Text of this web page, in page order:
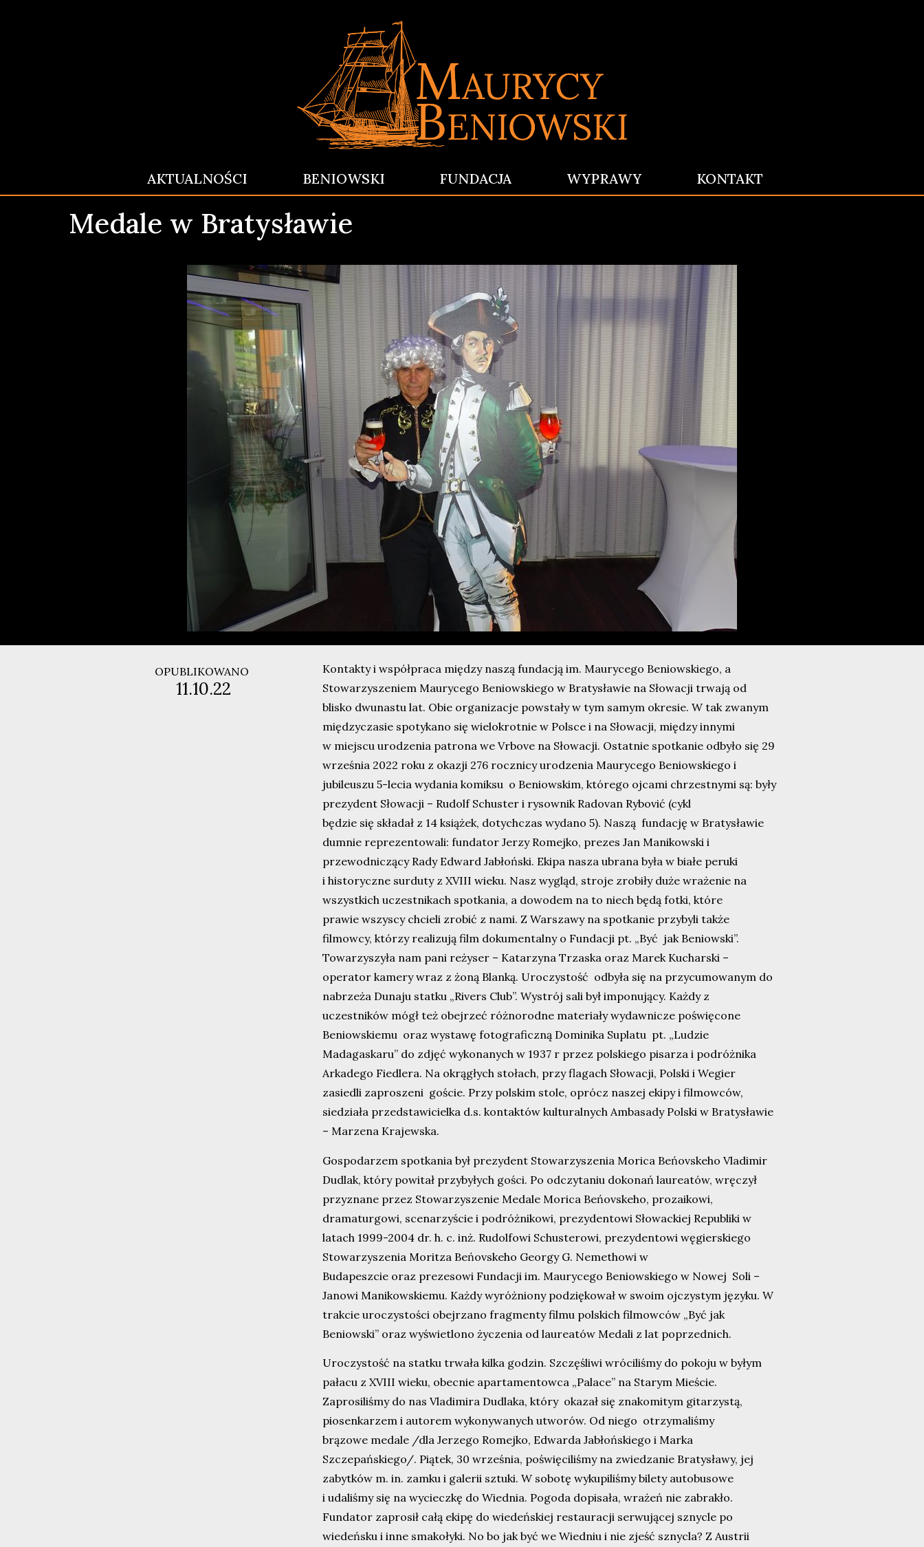
AKTUALNOŚCI BENIOWSKI FUNDACJA WYPRAWY KONTAKT
Medale w Bratysławie
OPUBLIKOWANO
11.10.22
Kontakty i współpraca między naszą fundacją im. Maurycego Beniowskiego, a
Stowarzyszeniem Maurycego Beniowskiego w Bratysławie na Słowacji trwają od
blisko dwunastu lat. Obie organizacje powstały w tym samym okresie. W tak zwanym
międzyczasie spotykano się wielokrotnie w Polsce i na Słowacji, między innymi
w miejscu urodzenia patrona we Vrbove na Słowacji. Ostatnie spotkanie odbyło się 29
września 2022 roku z okazji 276 rocznicy urodzenia Maurycego Beniowskiego i
jubileuszu 5-lecia wydania komiksu o Beniowskim, którego ojcami chrzestnymi są: były
prezydent Słowacji – Rudolf Schuster i rysownik Radovan Rybović (cykl
będzie się składał z 14 książek, dotychczas wydano 5). Naszą fundację w Bratysławie
dumnie reprezentowali: fundator Jerzy Romejko, prezes Jan Manikowski i
przewodniczący Rady Edward Jabłoński. Ekipa nasza ubrana była w białe peruki
i historyczne surduty z XVIII wieku. Nasz wygląd, stroje zrobiły duże wrażenie na
wszystkich uczestnikach spotkania, a dowodem na to niech będą fotki, które
prawie wszyscy chcieli zrobić z nami. Z Warszawy na spotkanie przybyli także
filmowcy, którzy realizują film dokumentalny o Fundacji pt. „Być jak Beniowski”.
Towarzyszyła nam pani reżyser – Katarzyna Trzaska oraz Marek Kucharski –
operator kamery wraz z żoną Blanką. Uroczystość odbyła się na przycumowanym do
nabrzeża Dunaju statku „Rivers Club”. Wystrój sali był imponujący. Każdy z
uczestników mógł też obejrzeć różnorodne materiały wydawnicze poświęcone
Beniowskiemu oraz wystawę fotograficzną Dominika Suplatu pt. „Ludzie
Madagaskaru” do zdjęć wykonanych w 1937 r przez polskiego pisarza i podróżnika
Arkadego Fiedlera. Na okrągłych stołach, przy flagach Słowacji, Polski i Wegier
zasiedli zaproszeni goście. Przy polskim stole, oprócz naszej ekipy i filmowców,
siedziała przedstawicielka d.s. kontaktów kulturalnych Ambasady Polski w Bratysławie
– Marzena Krajewska.
Gospodarzem spotkania był prezydent Stowarzyszenia Morica Beńovskeho Vladimir
Dudlak, który powitał przybyłych gości. Po odczytaniu dokonań laureatów, wręczył
przyznane przez Stowarzyszenie Medale Morica Beńovskeho, prozaikowi,
dramaturgowi, scenarzyście i podróżnikowi, prezydentowi Słowackiej Republiki w
latach 1999-2004 dr. h. c. inż. Rudolfowi Schusterowi, prezydentowi węgierskiego
Stowarzyszenia Moritza Beńovskeho Georgy G. Nemethowi w
Budapeszcie oraz prezesowi Fundacji im. Maurycego Beniowskiego w Nowej Soli –
Janowi Manikowskiemu. Każdy wyróżniony podziękował w swoim ojczystym języku. W
trakcie uroczystości obejrzano fragmenty filmu polskich filmowców „Być jak
Beniowski” oraz wyświetlono życzenia od laureatów Medali z lat poprzednich.
Uroczystość na statku trwała kilka godzin. Szczęśliwi wróciliśmy do pokoju w byłym
pałacu z XVIII wieku, obecnie apartamentowca „Palace” na Starym Mieście.
Zaprosiliśmy do nas Vladimira Dudlaka, który okazał się znakomitym gitarzystą,
piosenkarzem i autorem wykonywanych utworów. Od niego otrzymaliśmy
brązowe medale /dla Jerzego Romejko, Edwarda Jabłońskiego i Marka
Szczepańskiego/. Piątek, 30 września, poświęciliśmy na zwiedzanie Bratysławy, jej
zabytków m. in. zamku i galerii sztuki. W sobotę wykupiliśmy bilety autobusowe
i udaliśmy się na wycieczkę do Wiednia. Pogoda dopisała, wrażeń nie zabrakło.
Fundator zaprosił całą ekipę do wiedeńskiej restauracji serwującej sznycle po
wiedeńsku i inne smakołyki. No bo jak być we Wiedniu i nie zjeść sznycla? Z Austrii